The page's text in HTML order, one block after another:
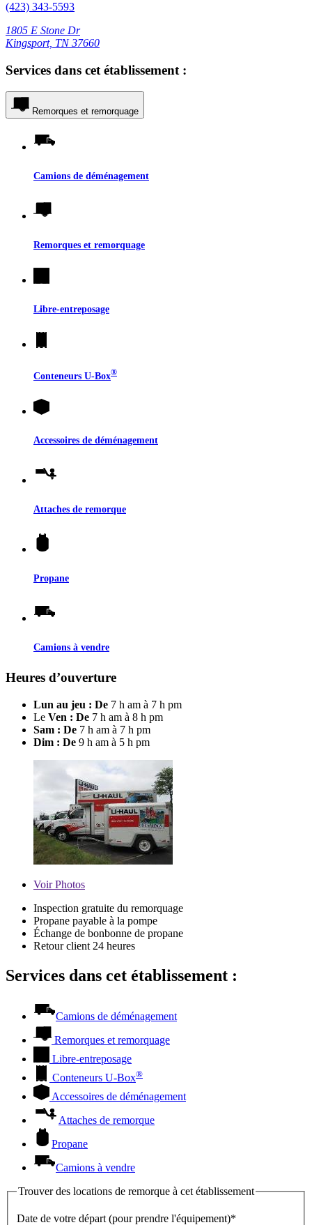
(423) 343-5593
1805 E Stone Dr
Kingsport, TN 37660
Services dans cet établissement :
Remorques et remorquage
Camions de déménagement
Remorques et remorquage
Libre-entreposage
Conteneurs U-Box®
Accessoires de déménagement
Attaches de remorque
Propane
Camions à vendre
Heures d’ouverture
Lun au jeu : De 7 h am à 7 h pm
Le Ven : De 7 h am à 8 h pm
Sam : De 7 h am à 7 h pm
Dim : De 9 h am à 5 h pm
VoirPhotos
Inspection gratuite du remorquage
Propane payable à la pompe
Échange de bonbonne de propane
Retour client 24 heures
Services dans cet établissement :
Camions de déménagement
Remorques et remorquage
Libre-entreposage
Conteneurs U-Box®
Accessoires de déménagement
Attaches de remorque
Propane
Camions à vendre
Trouver des locations de remorque à cet établissement
Date de votre départ (pour prendre l'équipement)*